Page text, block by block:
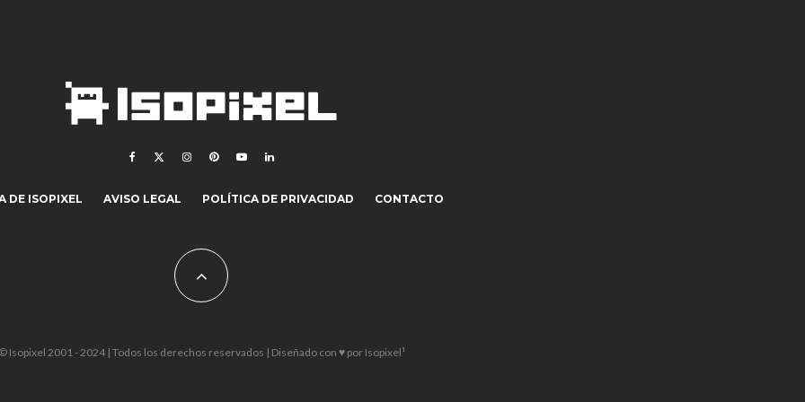
DE ISOPIXEL AVISO LEGAL POLÍTICA DE PRIVACIDAD CONTACTO
© Isopixel 2001 - 2024 | Todos los derechos reservados | Diseñado con ♥ por Isopixel¹